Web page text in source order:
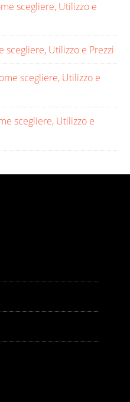
scegliere, Utilizzo e
scegliere, Utilizzo e Prezzi
scegliere, Utilizzo e
scegliere, Utilizzo e